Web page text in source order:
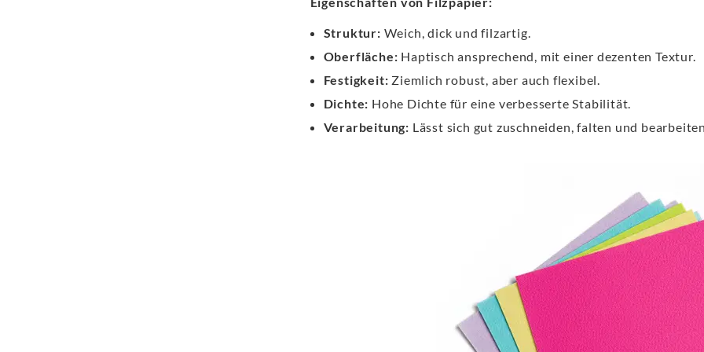
Struktur: Weich, dick und filzartig.
Oberfläche: Haptisch ansprechend, mit einer dezenten Textur.
Festigkeit: Ziemlich robust, aber auch flexibel.
Dichte: Hohe Dichte für eine verbesserte Stabilität.
Verarbeitung: Lässt sich gut zuschneiden, falten und